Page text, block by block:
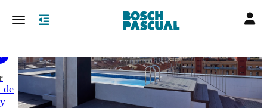
Toggle navigation
de